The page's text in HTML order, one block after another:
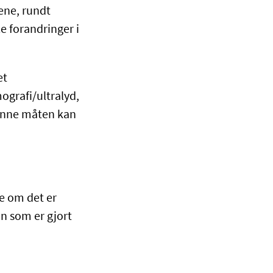
rundt
forandringer i
ultralyd,
måten kan
om det er
som er gjort